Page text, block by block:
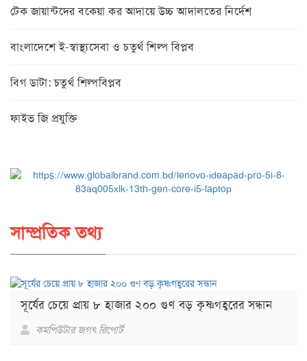
টেক জায়ান্টদের বকেয়া কর আদায়ে উচ্চ আদালতের নির্দেশ
বাংলাদেশে ই-স্বাস্থ্যসেবা ও চতুর্থ শিল্প বিপ্লব
বিগ ডাটা: চতুর্থ শিল্পবিপ্লব
ফাইভ জি প্রযুক্তি
সাম্প্রতিক তথ্য
সূর্যের চেয়ে প্রায় ৮ হাজার ২০০ গুণ বড় কৃষ্ণগহ্বরের সন্ধান
কমপিউটার জগৎ রিপোর্ট